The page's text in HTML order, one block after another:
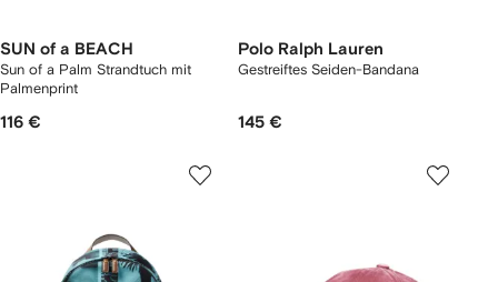
SUN of a BEACH
Sun of a Palm Strandtuch mit
Palmenprint
116 €
Polo Ralph Lauren
Gestreiftes Seiden-Bandana
145 €